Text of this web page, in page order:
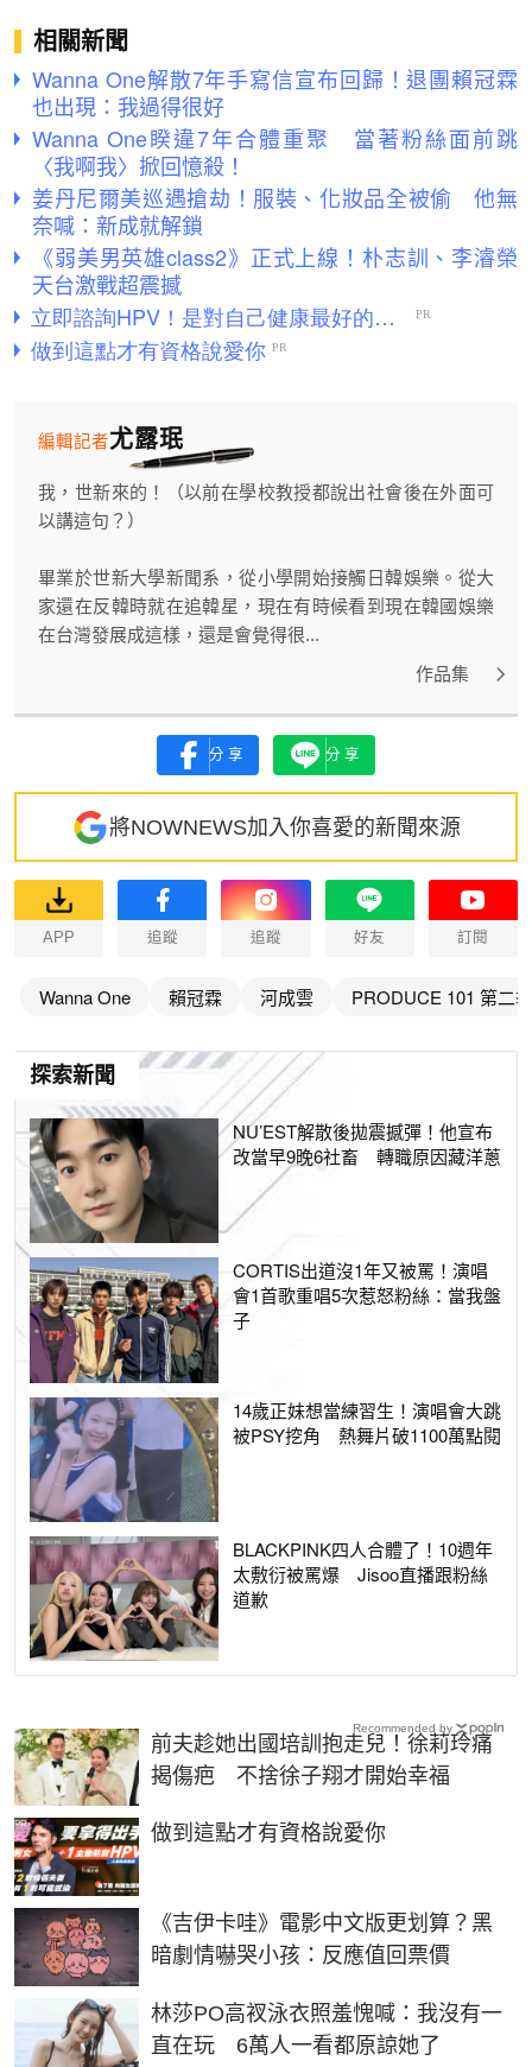
相關新聞
Wanna One解散7年手寫信宣布回歸！退團賴冠霖
也出現：我過得很好
Wanna One睽違7年合體重聚 當著粉絲面前跳
〈我啊我〉掀回憶殺！
姜丹尼爾美巡遇搶劫！服裝、化妝品全被偷 他無
奈喊：新成就解鎖
《弱美男英雄class2》正式上線！朴志訓、李濬榮
天台激戰超震撼
尤露珉
編輯記者
我，世新來的！（以前在學校教授都說出社會後在外面可
以講這句？）
畢業於世新大學新聞系，從小學開始接觸日韓娛樂。從大
家還在反韓時就在追韓星，現在有時候看到現在韓國娛樂
在台灣發展成這樣，還是會覺得很...
作品集
分享 分享
將NOWNEWS加入你喜愛的新聞來源
APP 追蹤 追蹤 好友 訂閱
Wanna One 賴冠霖 河成雲 PRODUCE 101 第二季
探索新聞
NU’EST解散後拋震撼彈！他宣布
改當早9晚6社畜 轉職原因藏洋蔥
CORTIS出道沒1年又被罵！演唱
會1首歌重唱5次惹怒粉絲：當我盤
子
14歲正妹想當練習生！演唱會大跳
被PSY挖角 熱舞片破1100萬點閱
BLACKPINK四人合體了！10週年
太敷衍被罵爆 Jisoo直播跟粉絲
道歉
前夫趁她出國培訓抱走兒！徐莉玲痛
揭傷疤 不捨徐子翔才開始幸福
做到這點才有資格說愛你
PR
《吉伊卡哇》電影中文版更划算？黑
暗劇情嚇哭小孩：反應值回票價
林莎PO高衩泳衣照羞愧喊：我沒有一
直在玩 6萬人一看都原諒她了
Recommended by